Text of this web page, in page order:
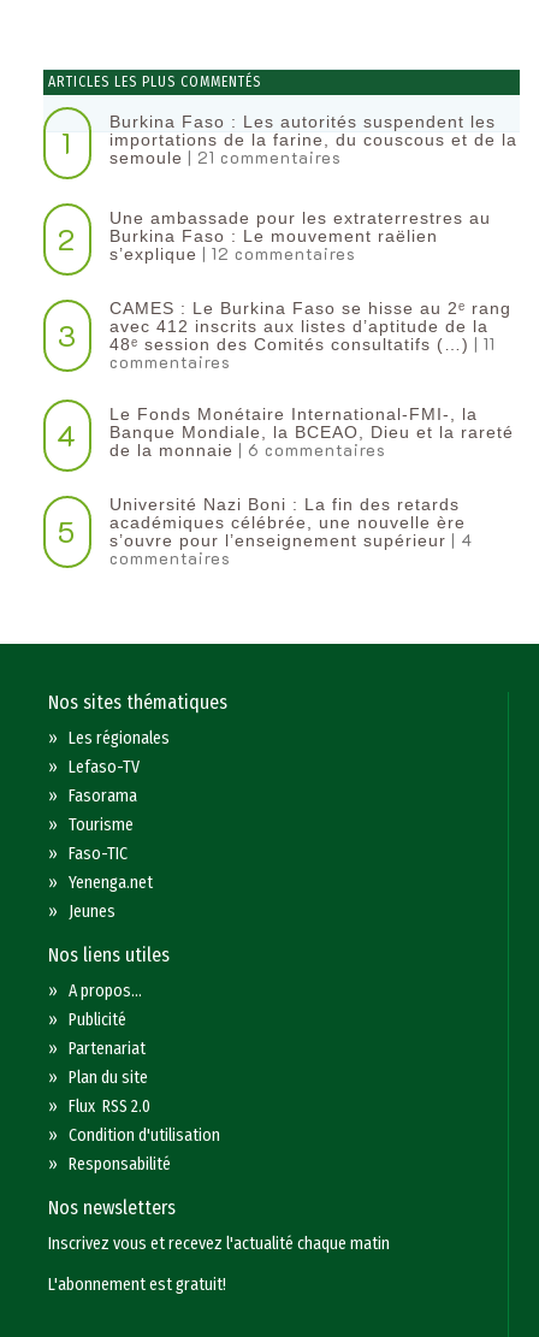
ARTICLES LES PLUS COMMENTÉS
1
Burkina Faso : Les autorités suspendent les
importations de la farine, du couscous et de la
semoule | 21 commentaires
2
Une ambassade pour les extraterrestres au
Burkina Faso : Le mouvement raëlien
s’explique | 12 commentaires
3
CAMES : Le Burkina Faso se hisse au 2ᵉ rang
avec 412 inscrits aux listes d’aptitude de la
48ᵉ session des Comités consultatifs (…) | 11
commentaires
4
Le Fonds Monétaire International-FMI-, la
Banque Mondiale, la BCEAO, Dieu et la rareté
de la monnaie | 6 commentaires
5
Université Nazi Boni : La fin des retards
académiques célébrée, une nouvelle ère
s’ouvre pour l’enseignement supérieur | 4
commentaires
Nos sites thématiques
»Les régionales
»Lefaso-TV
»Fasorama
»Tourisme
»Faso-TIC
»Yenenga.net
» Jeunes
Nos liens utiles
»A propos...
»Publicité
»Partenariat
»Plan du site
»Flux RSS 2.0
»Condition d'utilisation
»Responsabilité
Nos newsletters
Inscrivez vous et recevez l'actualité chaque matin
L'abonnement est gratuit!